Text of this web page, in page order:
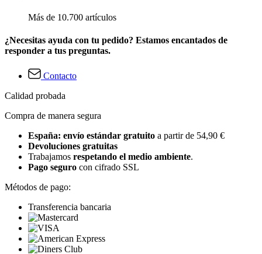
Más de 10.700 artículos
¿Necesitas ayuda con tu pedido? Estamos encantados de
responder a tus preguntas.
Contacto
Calidad probada
Compra de manera segura
España: envío estándar gratuito a partir de 54,90 €
Devoluciones gratuitas
Trabajamos respetando el medio ambiente.
Pago seguro con cifrado SSL
Métodos de pago:
Transferencia bancaria